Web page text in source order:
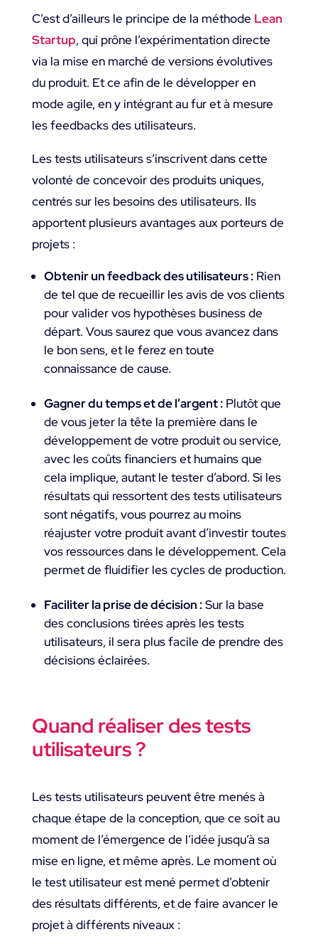
C’est d’ailleurs le principe de la méthode Lean
Startup, qui prône l’expérimentation directe
via la mise en marché de versions évolutives
du produit. Et ce afin de le développer en
mode agile, en y intégrant au fur et à mesure
les feedbacks des utilisateurs.
Les tests utilisateurs s’inscrivent dans cette
volonté de concevoir des produits uniques,
centrés sur les besoins des utilisateurs. Ils
apportent plusieurs avantages aux porteurs de
projets :
Obtenir un feedback des utilisateurs :Rien
de tel que de recueillir les avis de vos clients
pour valider vos hypothèses business de
départ. Vous saurez que vous avancez dans
le bon sens, et le ferez en toute
connaissance de cause.
Gagner du temps et de l’argent :Plutôt que
de vous jeter la tête la première dans le
développement de votre produit ou service,
avec les coûts financiers et humains que
cela implique, autant le tester d’abord. Si les
résultats qui ressortent des tests utilisateurs
sont négatifs, vous pourrez au moins
réajuster votre produit avant d’investir toutes
vos ressources dans le développement. Cela
permet de fluidifier les cycles de production.
Faciliter la prise de décision :Sur la base
des conclusions tirées après les tests
utilisateurs, il sera plus facile de prendre des
décisions éclairées.
Quand réaliser des tests
utilisateurs ?
Les tests utilisateurs peuvent être menés à
chaque étape de la conception, que ce soit au
moment de l’émergence de l’idée jusqu’à sa
mise en ligne, et même après. Le moment où
le test utilisateur est mené permet d’obtenir
des résultats différents, et de faire avancer le
projet à différents niveaux :